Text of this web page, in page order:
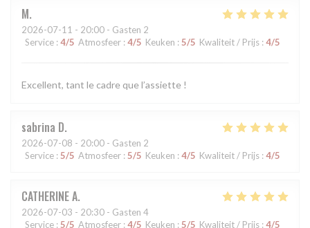
M
2026-07-11 - 20:00 - Gasten 2
Service : 4/5 Atmosfeer : 4/5 Keuken : 5/5 Kwaliteit / Prijs : 4/5
Excellent, tant le cadre que l’assiette !
sabrina D
2026-07-08 - 20:00 - Gasten 2
Service : 5/5 Atmosfeer : 5/5 Keuken : 4/5 Kwaliteit / Prijs : 4/5
CATHERINEA
2026-07-03 - 20:30 - Gasten 4
Service : 5/5 Atmosfeer : 4/5 Keuken : 5/5 Kwaliteit / Prijs : 4/5